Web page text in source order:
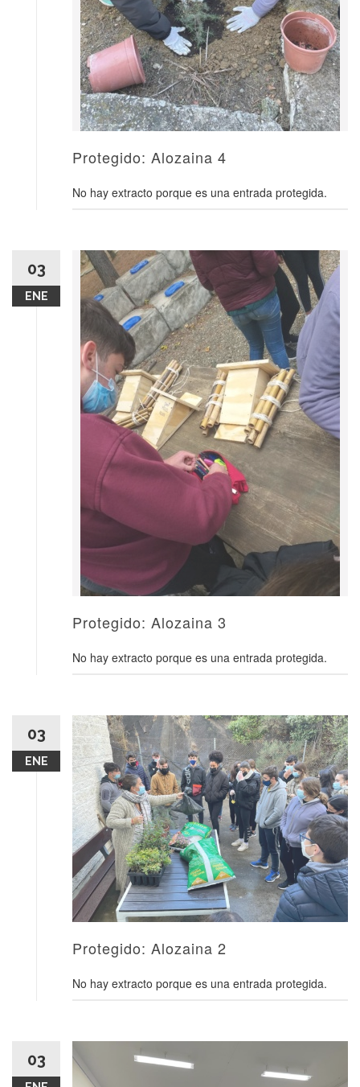
Protegido: Alozaina 4
No hay extracto porque es una entrada protegida.
03
ENE
Protegido: Alozaina 3
No hay extracto porque es una entrada protegida.
03
ENE
Protegido: Alozaina 2
No hay extracto porque es una entrada protegida.
03